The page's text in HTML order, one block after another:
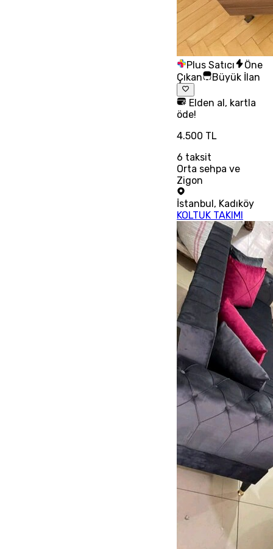
Plus Satıcı
Öne
Çıkan
Büyük İlan
Elden al, kartla
öde!
4.500 TL
6 taksit
Orta sehpa ve
Zigon
İstanbul, Kadıköy
KOLTUK TAKIMI